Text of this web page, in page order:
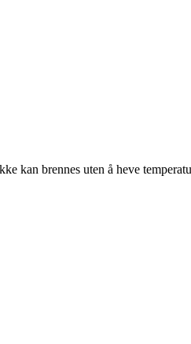
kan brennes uten å heve